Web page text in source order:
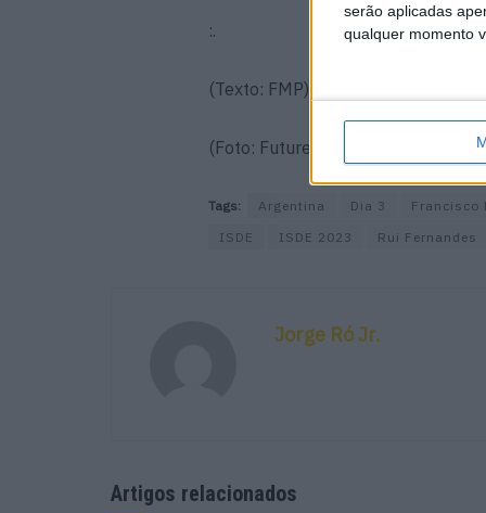
serão aplicadas
qualquer momento
:.
(Texto: FMP)
(Foto: Future7Media)
Tags: Argentina Dia 3 Francisco
ISDE
ISDE 2023 Rui Fernandes
Jorge Ró Jr.
Artigos relacionados